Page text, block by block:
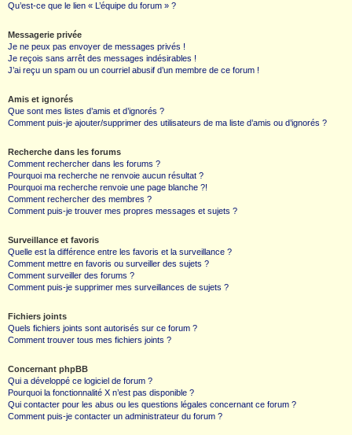
Qu’est-ce que le lien « L’équipe du forum » ?
Messagerie privée
Je ne peux pas envoyer de messages privés !
Je reçois sans arrêt des messages indésirables !
J’ai reçu un spam ou un courriel abusif d’un membre de ce forum !
Amis et ignorés
Que sont mes listes d’amis et d’ignorés ?
Comment puis-je ajouter/supprimer des utilisateurs de ma liste d’amis ou d’ignorés ?
Recherche dans les forums
Comment rechercher dans les forums ?
Pourquoi ma recherche ne renvoie aucun résultat ?
Pourquoi ma recherche renvoie une page blanche ?!
Comment rechercher des membres ?
Comment puis-je trouver mes propres messages et sujets ?
Surveillance et favoris
Quelle est la différence entre les favoris et la surveillance ?
Comment mettre en favoris ou surveiller des sujets ?
Comment surveiller des forums ?
Comment puis-je supprimer mes surveillances de sujets ?
Fichiers joints
Quels fichiers joints sont autorisés sur ce forum ?
Comment trouver tous mes fichiers joints ?
Concernant phpBB
Qui a développé ce logiciel de forum ?
Pourquoi la fonctionnalité X n’est pas disponible ?
Qui contacter pour les abus ou les questions légales concernant ce forum ?
Comment puis-je contacter un administrateur du forum ?